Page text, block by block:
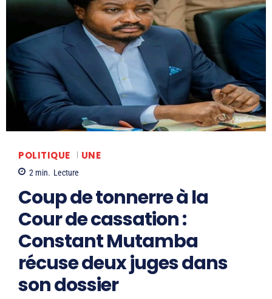
POLITIQUE UNE
2 min. Lecture
Coup de tonnerre à la
Cour de cassation :
Constant Mutamba
récuse deux juges dans
son dossier